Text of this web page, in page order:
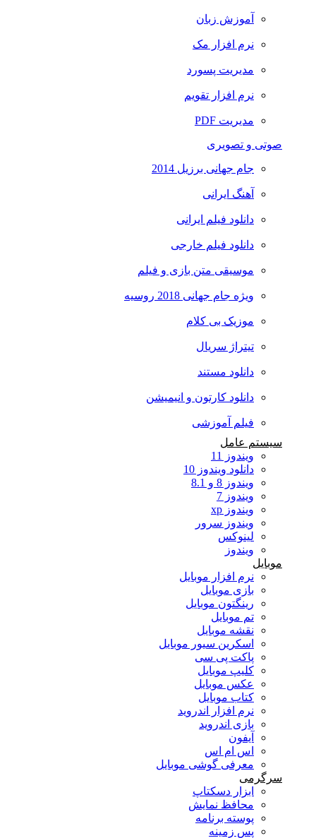
آموزش زبان
نرم افزار مک
مدیریت پسورد
نرم افزار تقویم
مدیریت PDF
صوتی و تصویری
جام جهانی برزیل 2014
آهنگ ایرانی
دانلود فیلم ایرانی
دانلود فیلم خارجی
موسیقی متن بازی و فیلم
ویژه جام جهانی 2018 روسیه
موزیک بی کلام
تیتراژ سریال
دانلود مستند
دانلود کارتون و انیمیشن
فیلم آموزشی
سیستم عامل
ویندوز 11
دانلود ویندوز 10
ویندوز 8 و 8.1
ویندوز 7
ویندوز xp
ویندوز سرور
لینوکس
ویندوز
موبایل
نرم افزار موبایل
بازی موبایل
رینگتون موبایل
تم موبایل
نقشه موبایل
اسکرین سیور موبایل
پاکت پی سی
کلیپ موبایل
عکس موبایل
کتاب موبایل
نرم افزار اندروید
بازی اندروید
آیفون
اس ام اس
معرفی گوشی موبایل
سرگرمی
ابزار دسکتاپ
محافظ نمایش
پوسته برنامه
پس زمینه